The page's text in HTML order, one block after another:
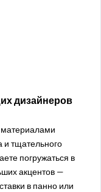
дизайнеров
и тщательного
погружаться в
акцентов —
в панно или